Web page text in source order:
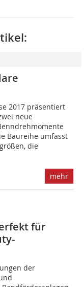
2017 präsentiert
neue
Baureihe umfasst
die
mehr
für
der